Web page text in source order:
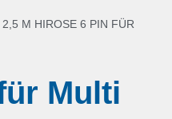
2,5 M HIROSE 6 PIN FÜR
Multi